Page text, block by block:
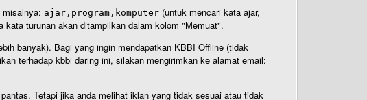
ajar,program,komputer (untuk mencari kata ajar,
turunan akan ditampilkan dalam kolom "Memuat".
banyak). Bagi yang ingin mendapatkan KBBI Offline (tidak
terhadap kbbi daring ini, silakan mengirimkan ke alamat email:
Tetapi jika anda melihat iklan yang tidak sesuai atau tidak